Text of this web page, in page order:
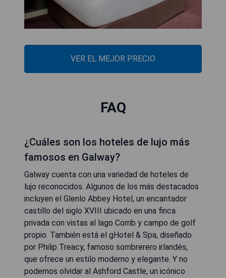
VER EL MEJOR PRECIO
FAQ
¿Cuáles son los hoteles de lujo más
famosos en Galway?
Galway cuenta con una variedad de hoteles de
lujo reconocidos. Algunos de los más destacados
incluyen el Glenlo Abbey Hotel, un encantador
castillo del siglo XVIII ubicado en una finca
privada con vistas al lago Corrib y campo de golf
propio. También está el gHotel & Spa, diseñado
por Philip Treacy, famoso sombrerero irlandés,
que ofrece un estilo moderno y elegante. Y no
podemos olvidar al Ashford Castle, un icónico